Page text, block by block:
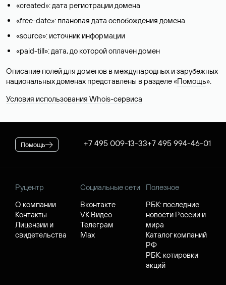
«created»: дата регистрации домена
«free-date»: плановая дата освобождения домена
«source»: источник информации
«paid-till»: дата, до которой оплачен домен
Описание полей для доменов в международных и зарубежных
национальных доменах представлены в разделе «Помощь».
Условия использования Whois-сервиса
Помощь +7 495 009-13-33+7 495 994-46-01
Руцентр
О компании
Контакты
Лицензии и
свидетельства
Социальные сети
Вконтакте
VK Видео
Телеграм
Max
Полезное
РБК: последние
новости России и
мира
Каталог компаний
РФ
РБК: котировки
акций